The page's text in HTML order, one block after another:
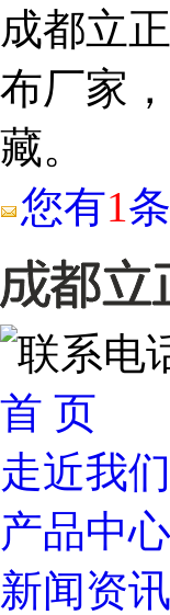
成都立
布厂家
藏。
您有1
首 页
走近我们
产品中心
新闻资讯